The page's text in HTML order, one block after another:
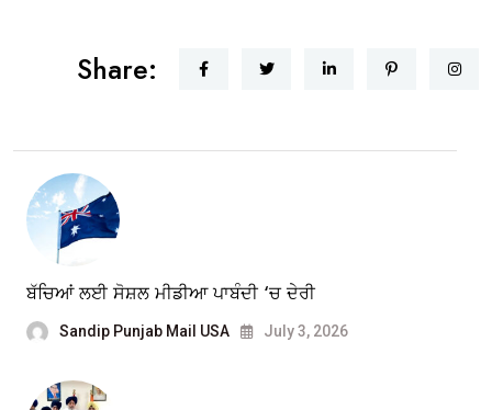
Share:
ਬੱਚਿਆਂ ਲਈ ਸੋਸ਼ਲ ਮੀਡੀਆ ਪਾਬੰਦੀ ‘ਚ ਦੇਰੀ
Sandip Punjab Mail USA July 3, 2026